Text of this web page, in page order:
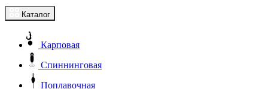
Каталог
Карповая
Спиннинговая
Поплавочная